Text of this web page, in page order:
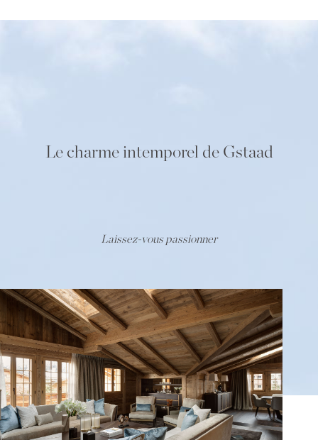
Le charme intemporel de Gstaad
Laissez-vous passionner